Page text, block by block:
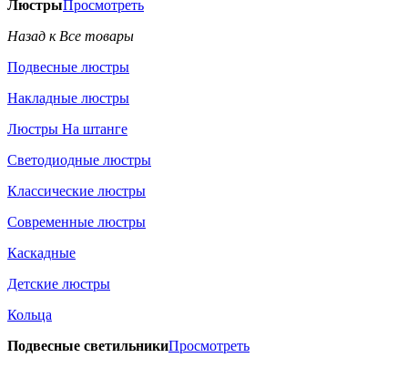
ЛюстрыПросмотреть
Назад к Все товары
Подвесные люстры
Накладные люстры
Люстры На штанге
Светодиодные люстры
Классические люстры
Современные люстры
Каскадные
Детские люстры
Кольца
Подвесные светильникиПросмотреть